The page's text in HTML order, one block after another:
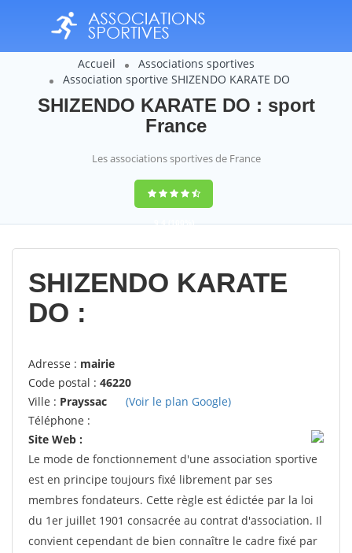
Accueil
Associations sportives
Association sportive SHIZENDO KARATE DO
SHIZENDO KARATE DO : sport
France
Les associations sportives de France
9,4(100%)
14358votes
SHIZENDO KARATE
DO :
Adresse : mairie
Code postal : 46220
Ville : Prayssac
(Voir le plan Google)
Téléphone :
Site Web :
Le mode de fonctionnement d'une association sportive
est en principe toujours fixé librement par ses
membres fondateurs. Cette règle est édictée par la loi
du 1er juillet 1901 consacrée au contrat d'association. Il
convient cependant de bien connaître le cadre fixé par